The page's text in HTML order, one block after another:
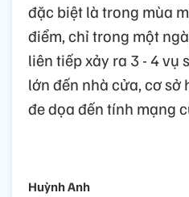
đặc biệt là trong mùa
điểm, chỉ trong một
liên tiếp xảy ra 3 - 4 vụ
lớn đến nhà cửa, cơ sở
đe dọa đến tính mạng
Huỳnh Anh